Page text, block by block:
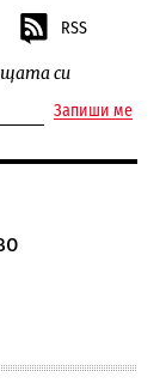
RSS
си
Запиши ме